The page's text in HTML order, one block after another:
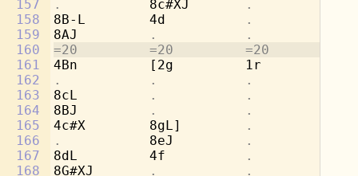
157
158
159
160
161
162
163
164
165
166
167
168
. 8c#XJ
.           .
8B-L        4d
.           .
8AJ
.           .           .
=20         =20         =20
4Bn         [2g         1r
.           .           .
8cL
.           .
8BJ
.           .           .
4c#X        8gL]
.
. 8eJ
.           .
8dL         4f
.
8G#XJ
.           .           .